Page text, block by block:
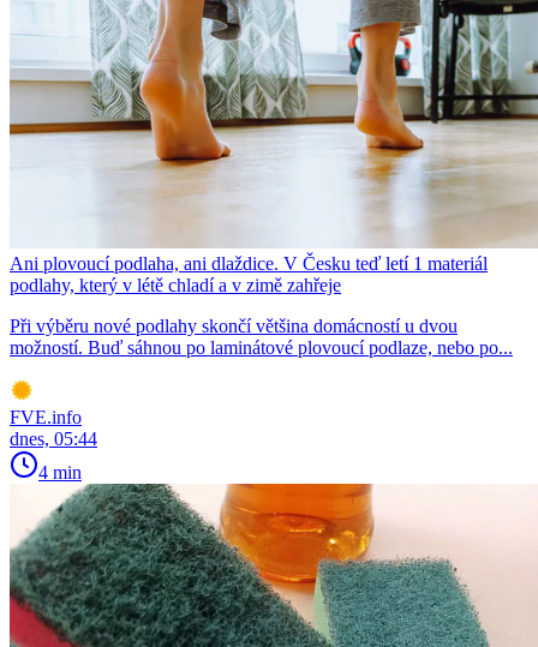
Ani plovoucí podlaha, ani dlaždice. V Česku teď letí 1 materiál
podlahy, který v létě chladí a v zimě zahřeje
Při výběru nové podlahy skončí většina domácností u dvou
možností. Buď sáhnou po laminátové plovoucí podlaze, nebo po...
FVE.info
dnes, 05:44
4 min